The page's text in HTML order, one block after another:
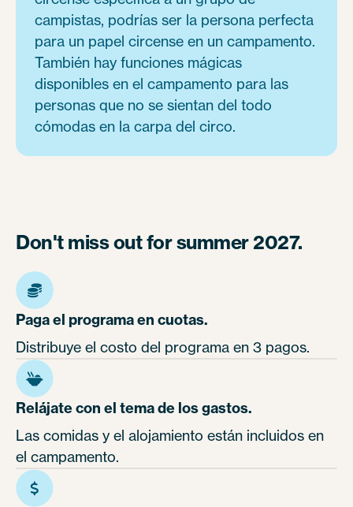
campistas, podrías ser la persona perfecta
para un papel circense en un campamento.
También hay funciones mágicas
disponibles en el campamento para las
personas que no se sientan del todo
cómodas en la carpa del circo.
Don't miss out for summer 2027.
Paga el programa en cuotas.
Distribuye el costo del programa en 3 pagos.
Relájate con el tema de los gastos.
Las comidas y el alojamiento están incluidos en
el campamento.